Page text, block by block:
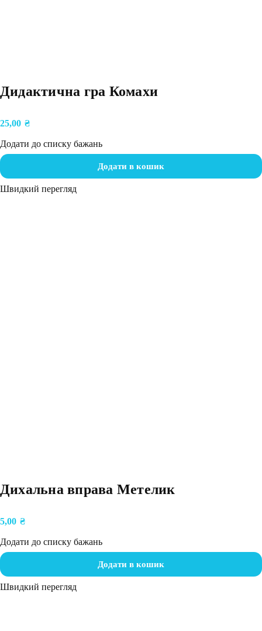
Дидактична гра Комахи
25,00 ₴
Додати до списку бажань
Додати в кошик
Швидкий перегляд
Дихальна вправа Метелик
5,00 ₴
Додати до списку бажань
Додати в кошик
Швидкий перегляд